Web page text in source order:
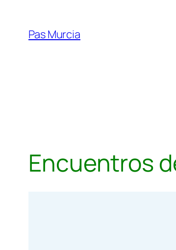
contenido
Pas Murcia
Encuentros